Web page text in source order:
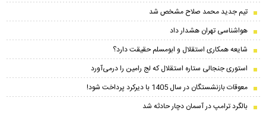
تیم جدید محمد صلاح مشخص شد
هواشناسی تهران هشدار داد
شایعه همکاری استقلال و ابومسلم حقیقت دارد؟
استوری جنجالی ستاره استقلال که لج رامین را درمی‌آورد
معوقات بازنشستگان در سال 1405 با دیرکرد پرداخت شود!
بالگرد ترامپ در آسمان دچار حادثه شد